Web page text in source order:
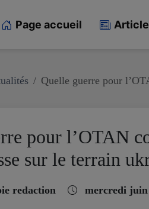
Page accueil
Quelle guerre pour
pour l’OTAN
sur le terrain
redaction mercredi juin